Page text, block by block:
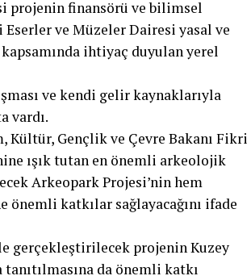
projenin finansörü ve bilimsel
ve Müzeler Dairesi yasal ve
ihtiyaç duyulan yerel
ve kendi gelir kaynaklarıyla
vardı.
Kültür, Gençlik ve Çevre Bakanı Fikri
ışık tutan en önemli arkeolojik
Arkeopark Projesi’nin hem
katkılar sağlayacağını ifade
gerçekleştirilecek projenin Kuzey
da önemli katkı